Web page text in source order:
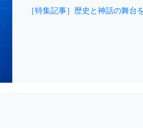
［特集記事］歴史と神話の舞台